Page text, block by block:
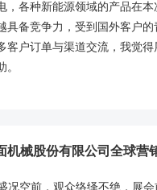
，各种新能源领域的产品在
具备竞争力，受到国外客户
客户订单与渠道交流，我觉
机械股份有限公司全球营
况空前，观众络绎不绝，展